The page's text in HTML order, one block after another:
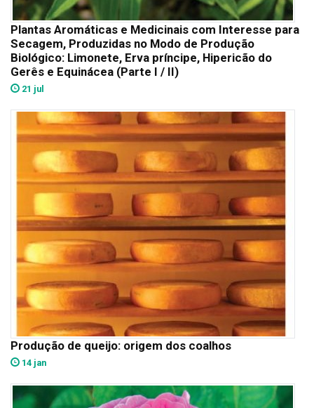
Plantas Aromáticas e Medicinais com Interesse para
Secagem, Produzidas no Modo de Produção
Biológico: Limonete, Erva príncipe, Hipericão do
Gerês e Equinácea (Parte I / II)
21 jul
Produção de queijo: origem dos coalhos
14 jan